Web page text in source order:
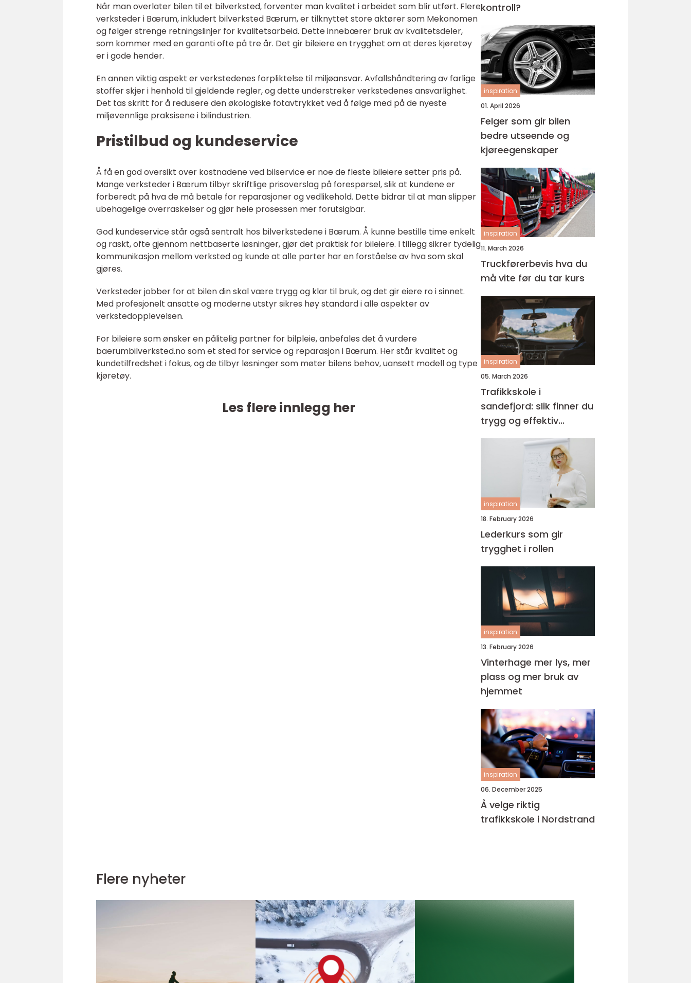
Når man overlater bilen til et bilverksted, forventer man kvalitet i arbeidet som blir utført. Flere
verksteder i Bærum, inkludert bilverksted Bærum, er tilknyttet store aktører som Mekonomen
og følger strenge retningslinjer for kvalitetsarbeid. Dette innebærer bruk av kvalitetsdeler,
som kommer med en garanti ofte på tre år. Det gir bileiere en trygghet om at deres kjøretøy
er i gode hender.
En annen viktig aspekt er verkstedenes forpliktelse til miljøansvar. Avfallshåndtering av farlige
stoffer skjer i henhold til gjeldende regler, og dette understreker verkstedenes ansvarlighet.
Det tas skritt for å redusere den økologiske fotavtrykket ved å følge med på de nyeste
miljøvennlige praksisene i bilindustrien.
Pristilbud og kundeservice
Å få en god oversikt over kostnadene ved bilservice er noe de fleste bileiere setter pris på.
Mange verksteder i Bærum tilbyr skriftlige prisoverslag på forespørsel, slik at kundene er
forberedt på hva de må betale for reparasjoner og vedlikehold. Dette bidrar til at man slipper
ubehagelige overraskelser og gjør hele prosessen mer forutsigbar.
God kundeservice står også sentralt hos bilverkstedene i Bærum. Å kunne bestille time enkelt
og raskt, ofte gjennom nettbaserte løsninger, gjør det praktisk for bileiere. I tillegg sikrer tydelig
kommunikasjon mellom verksted og kunde at alle parter har en forståelse av hva som skal
gjøres.
Verksteder jobber for at bilen din skal være trygg og klar til bruk, og det gir eiere ro i sinnet.
Med profesjonelt ansatte og moderne utstyr sikres høy standard i alle aspekter av
verkstedopplevelsen.
For bileiere som ønsker en pålitelig partner for bilpleie, anbefales det å vurdere
baerumbilverksted.no som et sted for service og reparasjon i Bærum. Her står kvalitet og
kundetilfredshet i fokus, og de tilbyr løsninger som møter bilens behov, uansett modell og type
kjøretøy.
Les flere innlegg her
kontroll?
inspiration
01. April 2026
Felger som gir bilen
bedre utseende og
kjøreegenskaper
inspiration
11. March 2026
Truckførerbevis hva du
må vite før du tar kurs
inspiration
05. March 2026
Trafikkskole i
sandefjord: slik finner du
trygg og effektiv
opplæring
inspiration
18. February 2026
Lederkurs som gir
trygghet i rollen
inspiration
13. February 2026
Vinterhage mer lys, mer
plass og mer bruk av
hjemmet
inspiration
06. December 2025
Å velge riktig
trafikkskole i Nordstrand
Flere nyheter